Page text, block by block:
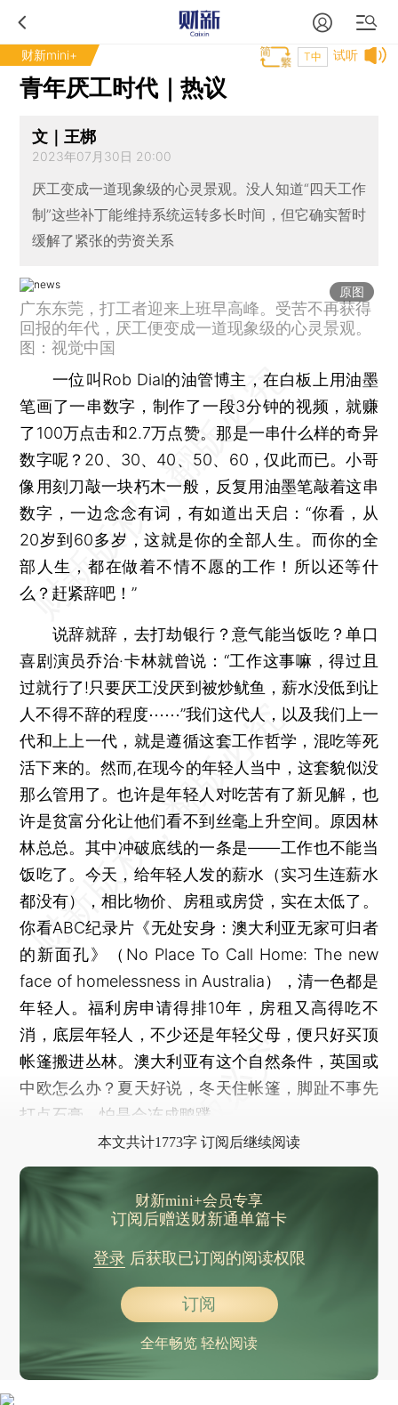
财新mini+ 试听
T中
青年厌工时代｜热议
文｜王梆
2023年07月30日 20:00
厌工变成一道现象级的心灵景观。没人知道“四天工作
制”这些补丁能维持系统运转多长时间，但它确实暂时
缓解了紧张的劳资关系
原图
广东东莞，打工者迎来上班早高峰。受苦不再获得
回报的年代，厌工便变成一道现象级的心灵景观。
图：视觉中国
一位叫Rob Dial的油管博主，在白板上用油墨
笔画了一串数字，制作了一段3分钟的视频，就赚
了100万点击和2.7万点赞。那是一串什么样的奇异
数字呢？20、30、40、50、60，仅此而已。小哥
像用刻刀敲一块朽木一般，反复用油墨笔敲着这串
数字，一边念念有词，有如道出天启：“你看，从
20岁到60多岁，这就是你的全部人生。而你的全
部人生，都在做着不情不愿的工作！所以还等什
么？赶紧辞吧！”
说辞就辞，去打劫银行？意气能当饭吃？单口
喜剧演员乔治·卡林就曾说：“工作这事嘛，得过且
过就行了!只要厌工没厌到被炒鱿鱼，薪水没低到让
人不得不辞的程度⋯⋯”我们这代人，以及我们上一
代和上上一代，就是遵循这套工作哲学，混吃等死
活下来的。然而,在现今的年轻人当中，这套貌似没
那么管用了。也许是年轻人对吃苦有了新见解，也
许是贫富分化让他们看不到丝毫上升空间。原因林
林总总。其中冲破底线的一条是——工作也不能当
饭吃了。今天，给年轻人发的薪水（实习生连薪水
都没有），相比物价、房租或房贷，实在太低了。
你看ABC纪录片《无处安身：澳大利亚无家可归者
的新面孔》（No Place To Call Home: The new
face of homelessness in Australia），清一色都是
年轻人。福利房申请得排10年，房租又高得吃不
消，底层年轻人，不少还是年轻父母，便只好买顶
帐篷搬进丛林。澳大利亚有这个自然条件，英国或
中欧怎么办？夏天好说，冬天住帐篷，脚趾不事先
打点石膏，怕是会冻成鸭蹼。
本文共计1773字 订阅后继续阅读
财新mini+会员专享
订阅后赠送财新通单篇卡
登录后获取已订阅的阅读权限
订阅
全年畅览 轻松阅读